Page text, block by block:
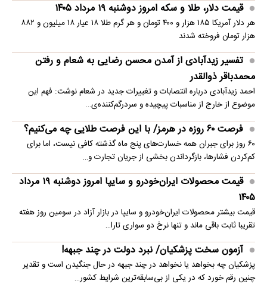
قیمت دلار، طلا و سکه امروز دوشنبه ۱۹ مرداد ۱۴۰۵
هر دلار آمریکا ۱۸۵ هزار و ۴۰۰ تومان و هر گرم طلا ۱۸ عیار ۱۸ میلیون و ۸۸۲
هزار تومان فروخته شدند
تفسیر زیدآبادی از آمدن محسن رضایی به شعام و رفتن
محمدباقر ذوالقدر
احمد زیدآبادی درباره انتصابات و تغییرات جدید در شعام نوشت: فهم این
موضوع از خارج از مناسبات پیچیده و سردرگم‌کننده‌ی…
فرصت ۶۰ روزه در هرمز/ با این فرصت طلایی چه می‌کنیم؟
۶۰ روز برای جبران همه خسارت‌های پنج ماه گذشته کافی نیست، اما برای
کم‌کردن فشارها، بازگرداندن بخشی از جریان تجارت و…
قیمت محصولات ایران‌خودرو و سایپا امروز دوشنبه ۱۹ مرداد
۱۴۰۵
قیمت بیشتر محصولات ایران‌خودرو و سایپا در بازار آزاد در سومین روز هفته
تقریبا ثابت باقی ماند و تنها نرخ دو سواری تارا…
آزمون سخت پزشکیان/ نبرد دولت در چند جبهه!
پزشکیان چه بخواهد یا نخواهد در چند جبهه در حال جنگیدن است و تقدیر
چنین رقم خورد که در یکی از بی‌سابقه‌ترین شرایط کشور…